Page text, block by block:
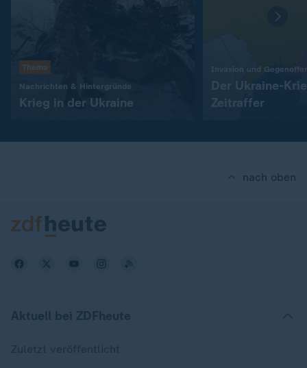
Thema
Nachrichten & Hintergründe
Krieg in der Ukraine
Invasion und
Der Ukraine-
Zeitraffer
nach oben